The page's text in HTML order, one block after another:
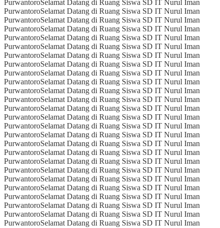
PurwantoroSelamat Datang di Ruang Siswa SD IT Nurul Iman
PurwantoroSelamat Datang di Ruang Siswa SD IT Nurul Iman
PurwantoroSelamat Datang di Ruang Siswa SD IT Nurul Iman
PurwantoroSelamat Datang di Ruang Siswa SD IT Nurul Iman
PurwantoroSelamat Datang di Ruang Siswa SD IT Nurul Iman
PurwantoroSelamat Datang di Ruang Siswa SD IT Nurul Iman
PurwantoroSelamat Datang di Ruang Siswa SD IT Nurul Iman
PurwantoroSelamat Datang di Ruang Siswa SD IT Nurul Iman
PurwantoroSelamat Datang di Ruang Siswa SD IT Nurul Iman
PurwantoroSelamat Datang di Ruang Siswa SD IT Nurul Iman
PurwantoroSelamat Datang di Ruang Siswa SD IT Nurul Iman
PurwantoroSelamat Datang di Ruang Siswa SD IT Nurul Iman
PurwantoroSelamat Datang di Ruang Siswa SD IT Nurul Iman
PurwantoroSelamat Datang di Ruang Siswa SD IT Nurul Iman
PurwantoroSelamat Datang di Ruang Siswa SD IT Nurul Iman
PurwantoroSelamat Datang di Ruang Siswa SD IT Nurul Iman
PurwantoroSelamat Datang di Ruang Siswa SD IT Nurul Iman
PurwantoroSelamat Datang di Ruang Siswa SD IT Nurul Iman
PurwantoroSelamat Datang di Ruang Siswa SD IT Nurul Iman
PurwantoroSelamat Datang di Ruang Siswa SD IT Nurul Iman
PurwantoroSelamat Datang di Ruang Siswa SD IT Nurul Iman
PurwantoroSelamat Datang di Ruang Siswa SD IT Nurul Iman
PurwantoroSelamat Datang di Ruang Siswa SD IT Nurul Iman
PurwantoroSelamat Datang di Ruang Siswa SD IT Nurul Iman
PurwantoroSelamat Datang di Ruang Siswa SD IT Nurul Iman
PurwantoroSelamat Datang di Ruang Siswa SD IT Nurul Iman